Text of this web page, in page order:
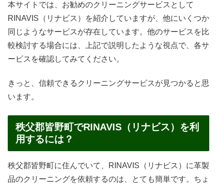
本サイトでは、お勧めのクリーニングサービスとして
RINAVIS（リナビス）を紹介していますが、他にいくつか
同じようなサービスが存在しています。他のサービスを比
較検討する場合には、上記で説明したような視点で、各サ
ービスを確認してみてください。
きっと、信頼できるクリーニングサービスが見つかると思
います。
秩父郡皆野町でRINAVIS（リナビス）を利
用するには？
秩父郡皆野町に住んでいて、RINAVIS（リナビス）に革製
品のクリーニングを依頼するのは、とても簡単です。ちょ